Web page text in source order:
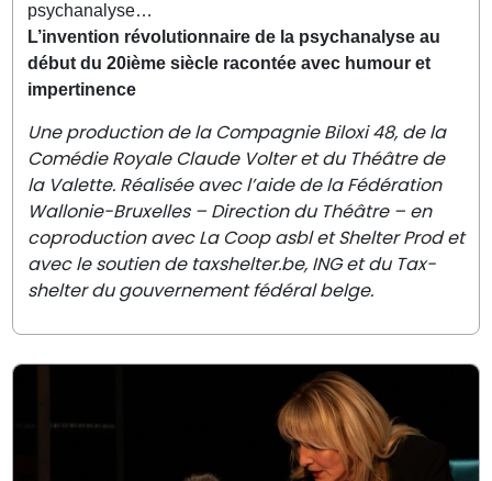
psychanalyse…
L’invention révolutionnaire de la psychanalyse au
début du 20ième siècle racontée avec humour et
impertinence
Une production de la Compagnie Biloxi 48, de la
Comédie Royale Claude Volter et du Théâtre de
la Valette. Réalisée avec l’aide de la Fédération
Wallonie-Bruxelles – Direction du Théâtre – en
coproduction avec La Coop asbl et Shelter Prod et
avec le soutien de taxshelter.be, ING et du Tax-
shelter du gouvernement fédéral belge.